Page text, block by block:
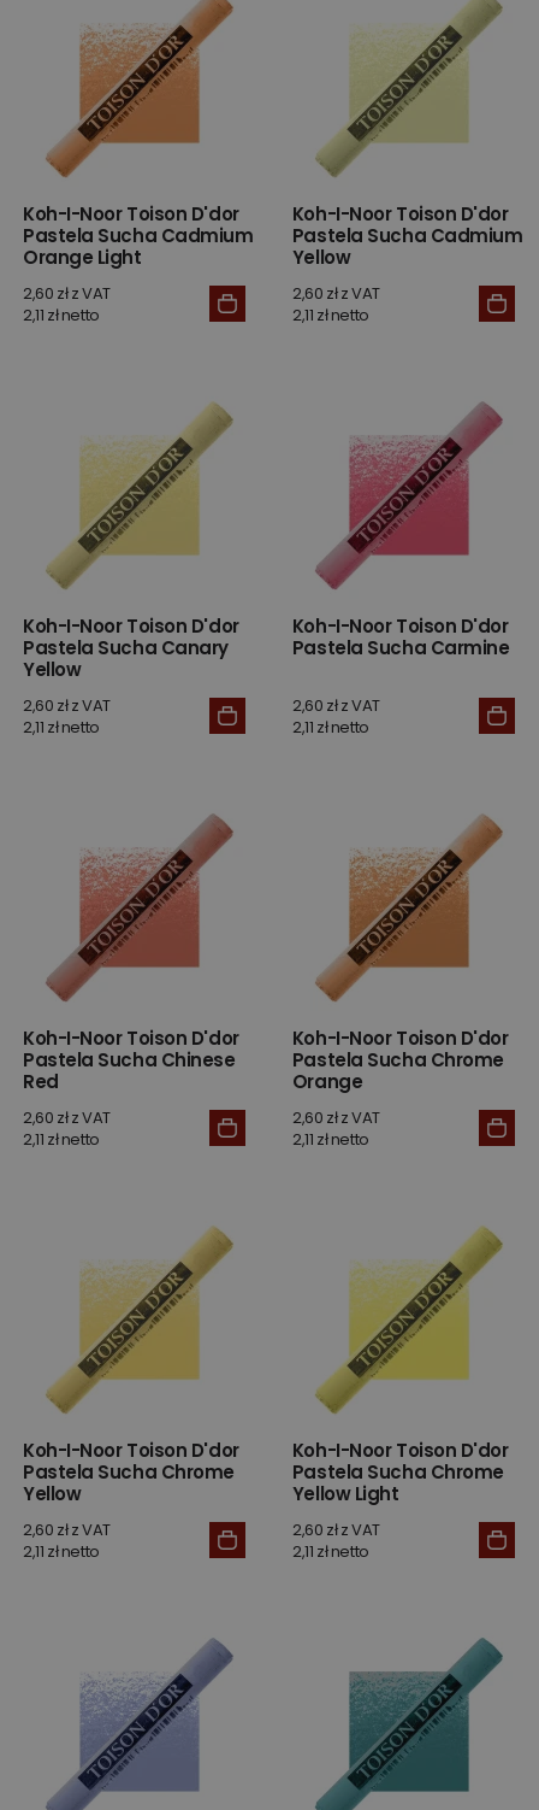
Koh-I-Noor Toison D'dor
Pastela Sucha Cadmium
Orange Light
2,60 zł z VAT
2,11 zł netto
Koh-I-Noor Toison D'dor
Pastela Sucha Cadmium
Yellow
2,60 zł z VAT
2,11 zł netto
Koh-I-Noor Toison D'dor
Pastela Sucha Canary
Yellow
2,60 zł z VAT
2,11 zł netto
Koh-I-Noor Toison D'dor
Pastela Sucha Carmine
2,60 zł z VAT
2,11 zł netto
Koh-I-Noor Toison D'dor
Pastela Sucha Chinese
Red
2,60 zł z VAT
2,11 zł netto
Koh-I-Noor Toison D'dor
Pastela Sucha Chrome
Orange
2,60 zł z VAT
2,11 zł netto
Koh-I-Noor Toison D'dor
Pastela Sucha Chrome
Yellow
2,60 zł z VAT
2,11 zł netto
Koh-I-Noor Toison D'dor
Pastela Sucha Chrome
Yellow Light
2,60 zł z VAT
2,11 zł netto